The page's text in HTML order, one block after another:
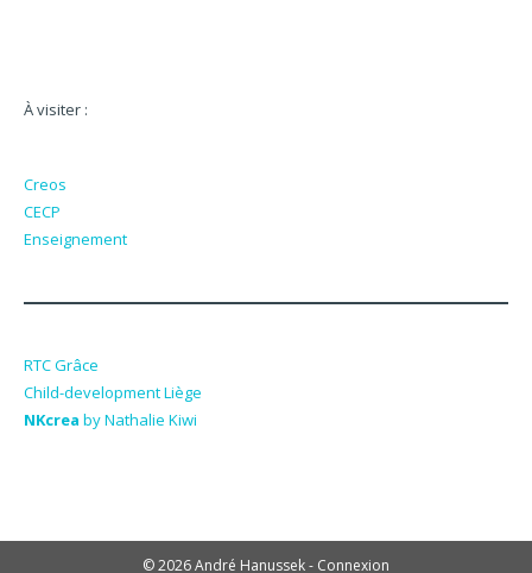
À visiter :
Creos
CECP
Enseignement
RTC Grâce
Child-development Liège
NKcrea by Nathalie Kiwi
© 2026 André Hanussek - Connexion